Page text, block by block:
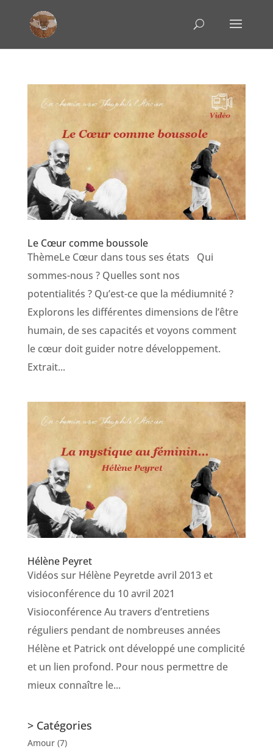
Le Cœur comme boussole
ThèmeLe Cœur dans tous ses états Qui
sommes-nous ? Quelles sont nos
potentialités ? Qu’est-ce que la médiumnité ?
Explorons les différentes dimensions de l’être
humain, de ses capacités et voyons comment
le cœur doit guider notre développement.
Extrait...
Hélène Peyret
Vidéos sur Hélène Peyretde avril 2013 et
visioconférence du 10 avril 2021
Visioconférence Au travers d’entretiens
réguliers pendant de nombreuses années
Hélène et Patrick ont développé une complicité
et un lien profond. Pour nous permettre de
mieux connaître le...
> Catégories
Amour(7)